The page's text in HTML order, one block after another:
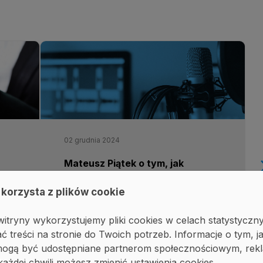
02 grudnia 2024
Mateusz Piątek o tym, jak
z firmy - Podcast Rozmowa
#DLP INFORMACJA
MEDIA O NAS
z plików cookie
wykorzystujemy pliki cookies w celach
treści na stronie do Twoich potrzeb. Informacje o tym,
być udostępniane partnerom społecznościowym,